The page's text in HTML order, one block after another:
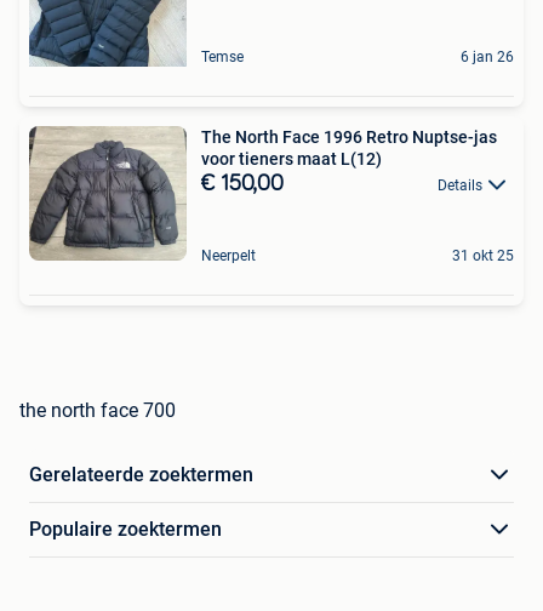
Temse 6 jan 26
The North Face 1996 Retro Nuptse-jas
voor tieners maat L(12)
€ 150,00 Details
Neerpelt 31 okt 25
the north face 700
Gerelateerde zoektermen
Populaire zoektermen